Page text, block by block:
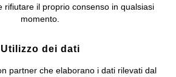
rifiutare il proprio consenso in qualsiasi
momento.
Utilizzo dei dati
partner che elaborano i dati rilevati dal